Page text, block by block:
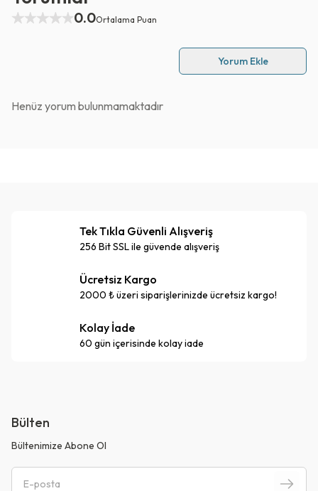
0.0Ortalama Puan
Yorum Ekle
Henüz yorum bulunmamaktadır
Tek Tıkla Güvenli Alışveriş
256 Bit SSL ile güvende alışveriş
Ücretsiz Kargo
2000 ₺ üzeri siparişlerinizde ücretsiz kargo!
Kolay İade
60 gün içerisinde kolay iade
Bülten
Bültenimize Abone Ol